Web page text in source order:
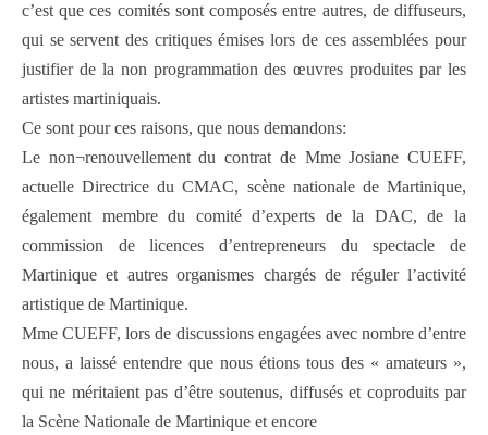
c’est que ces comités sont composés entre autres, de diffuseurs,
qui se servent des critiques émises lors de ces assemblées pour
justifier de la non programmation des œuvres produites par les
artistes martiniquais.
Ce sont pour ces raisons, que nous demandons:
Le non¬renouvellement du contrat de Mme Josiane CUEFF,
actuelle Directrice du CMAC, scène nationale de Martinique,
également membre du comité d’experts de la DAC, de la
commission de licences d’entrepreneurs du spectacle de
Martinique et autres organismes chargés de réguler l’activité
artistique de Martinique.
Mme CUEFF, lors de discussions engagées avec nombre d’entre
nous, a laissé entendre que nous étions tous des « amateurs »,
qui ne méritaient pas d’être soutenus, diffusés et coproduits par
la Scène Nationale de Martinique et encore